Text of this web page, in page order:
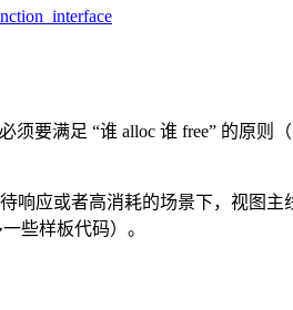
要满足 “谁 alloc 谁 free” 的原则（
响应或者高消耗的场景下，视图
些样板代码）。